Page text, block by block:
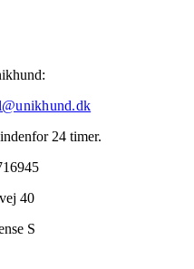
24 timer.
40
S